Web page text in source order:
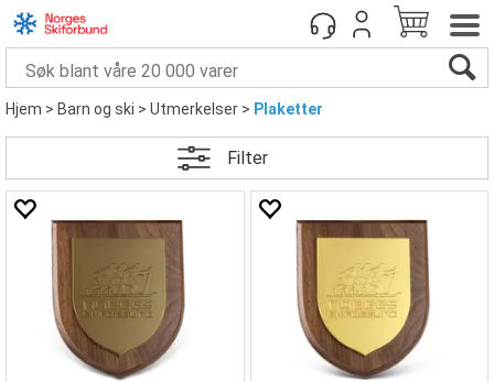
Hjem>Barn og ski>Utmerkelser> Plaketter
Filter